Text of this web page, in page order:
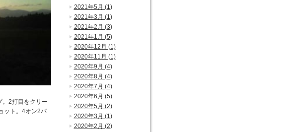
。2打目をクリー
ット。4オン2パ
2021年5月 (1)
2021年3月 (1)
2021年2月 (3)
2021年1月 (5)
2020年12月 (1)
2020年11月 (1)
2020年9月 (4)
2020年8月 (4)
2020年7月 (4)
2020年6月 (5)
2020年5月 (2)
2020年3月 (1)
2020年2月 (2)